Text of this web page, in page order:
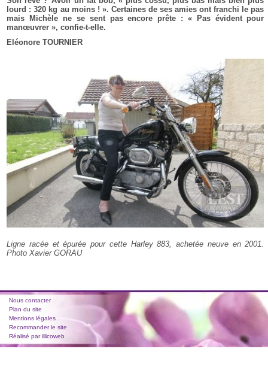
lourd : 320 kg au moins ! ». Certaines de ses amies ont franchi le pas
mais Michèle ne se sent pas encore prête : « Pas évident pour
manœuvrer », confie-t-elle.
Eléonore TOURNIER
Ligne racée et épurée pour cette Harley 883, achetée neuve en 2001.
Photo Xavier GORAU
Nous contacter
Plan du site
Mentions légales
Recommander le site
Réalisé par illicoweb